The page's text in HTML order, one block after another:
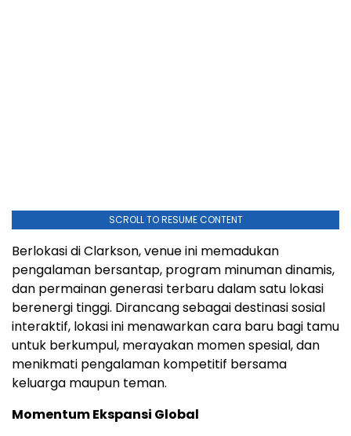
SCROLL TO RESUME CONTENT
Berlokasi di Clarkson, venue ini memadukan
pengalaman bersantap, program minuman dinamis,
dan permainan generasi terbaru dalam satu lokasi
berenergi tinggi. Dirancang sebagai destinasi sosial
interaktif, lokasi ini menawarkan cara baru bagi tamu
untuk berkumpul, merayakan momen spesial, dan
menikmati pengalaman kompetitif bersama
keluarga maupun teman.
Momentum Ekspansi Global